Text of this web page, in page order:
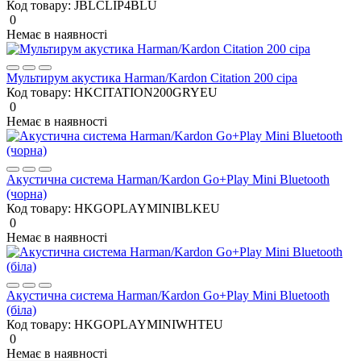
Код товару: JBLCLIP4BLU
0
Немає в наявності
Мультирум акустика Harman/Kardon Citation 200 сіра
Код товару: HKCITATION200GRYEU
0
Немає в наявності
Акустична система Harman/Kardon Go+Play Mini Bluetooth
(чорна)
Код товару: HKGOPLAYMINIBLKEU
0
Немає в наявності
Акустична система Harman/Kardon Go+Play Mini Bluetooth
(біла)
Код товару: HKGOPLAYMINIWHTEU
0
Немає в наявності